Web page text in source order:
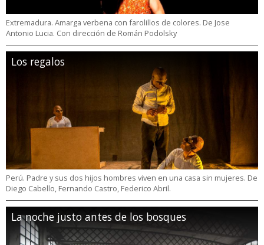
Extremadura. Amarga verbena con farolillos de colores. De Jose
Antonio Lucia. Con dirección de Román Podolsky
Los regalos
Perú. Padre y sus dos hijos hombres viven en una casa sin mujeres. De
Diego Cabello, Fernando Castro, Federico Abril.
La noche justo antes de los bosques